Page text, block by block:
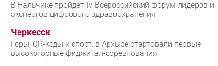
В Нальчике пройдет IV Всероссийский форум лидеров и
экспертов цифрового здравоохранения
Черкесск
Горы, QR-коды и спорт: в Архызе стартовали первые
высокогорные фиджитал-соревнования